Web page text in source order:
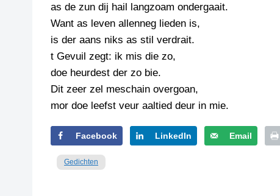
PERSBERICHT
FLYER
STRIPS
TIEDSCHRIFT
KREUZE
VERHOALEN
as de zun dij hail langzoam ondergaait.
Want as leven allenneg lieden is,
is der aans niks as stil verdrait.
t Gevuil zegt: ik mis die zo,
doe heurdest der zo bie.
Dit zeer zel meschain overgoan,
mor doe leefst veur aaltied deur in mie.
Facebook LinkedIn Email
Gedichten